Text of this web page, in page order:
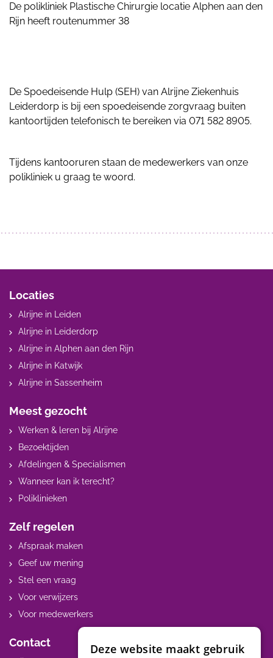
De polikliniek Plastische Chirurgie locatie Alphen aan den
Rijn heeft routenummer 38
De Spoedeisende Hulp (SEH) van Alrijne Ziekenhuis
Leiderdorp is bij een spoedeisende zorgvraag buiten
kantoortijden telefonisch te bereiken via 071 582 8905.
Tijdens kantooruren staan de medewerkers van onze
polikliniek u graag te woord.
Locaties
Alrijne in Leiden
Alrijne in Leiderdorp
Alrijne in Alphen aan den Rijn
Alrijne in Katwijk
Alrijne in Sassenheim
Meest gezocht
Werken & leren bij Alrijne
Bezoektijden
Afdelingen & Specialismen
Wanneer kan ik terecht?
Poliklinieken
Zelf regelen
Afspraak maken
Geef uw mening
Stel een vraag
Voor verwijzers
Voor medewerkers
Contact
Deze website maakt gebruik